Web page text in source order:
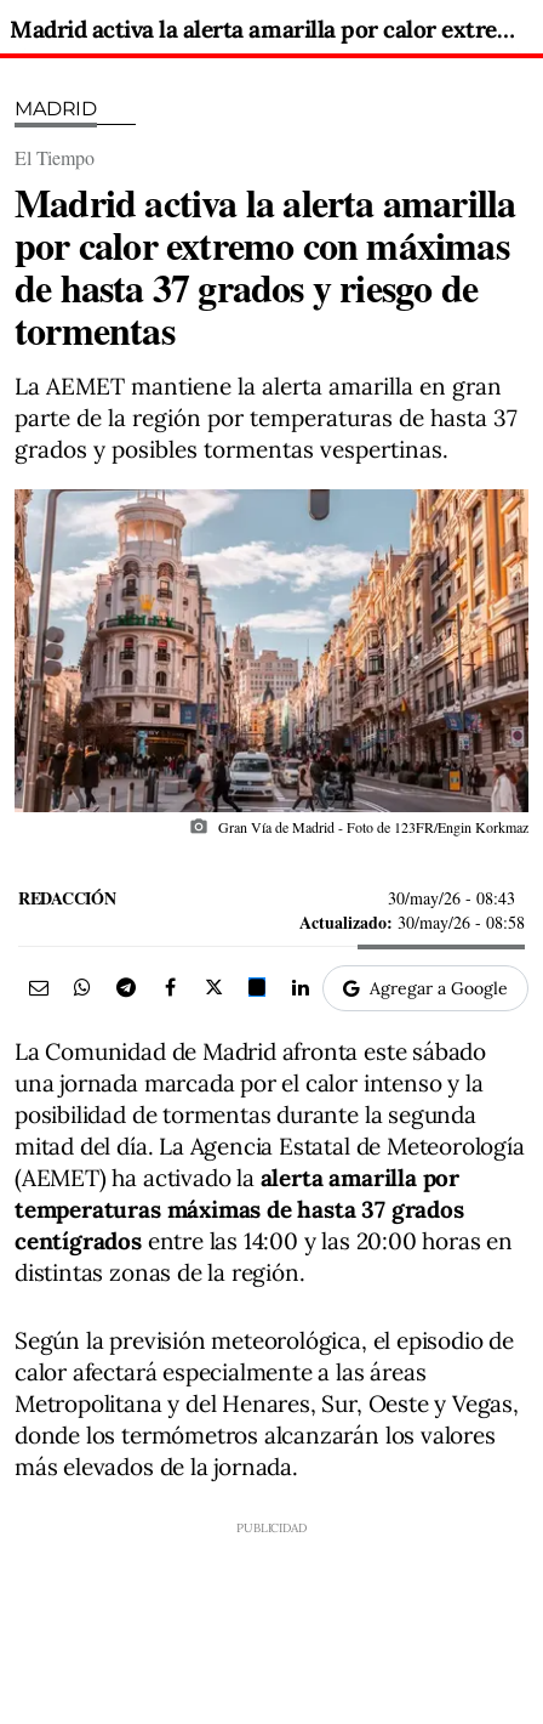
Madrid activa la alerta amarilla por calor extremo con máximas de hasta 37 grados y riesgo de tormentas
MADRID
El Tiempo
Madrid activa la alerta amarilla
por calor extremo con máximas
de hasta 37 grados y riesgo de
tormentas
La AEMET mantiene la alerta amarilla en gran
parte de la región por temperaturas de hasta 37
grados y posibles tormentas vespertinas.
photo_camera Gran Vía de Madrid - Foto de 123FR/Engin Korkmaz
REDACCIÓN 30/may/26 - 08:43
Actualizado: 30/may/26 - 08:58
Agregar a Google
La Comunidad de Madrid afronta este sábado
una jornada marcada por el calor intenso y la
posibilidad de tormentas durante la segunda
mitad del día. La Agencia Estatal de Meteorología
(AEMET) ha activado la alerta amarilla por
temperaturas máximas de hasta 37 grados
centígradosentre las 14:00 y las 20:00 horas en
distintas zonas de la región.
Según la previsión meteorológica, el episodio de
calor afectará especialmente a las áreas
Metropolitana y del Henares, Sur, Oeste y Vegas,
donde los termómetros alcanzarán los valores
más elevados de la jornada.